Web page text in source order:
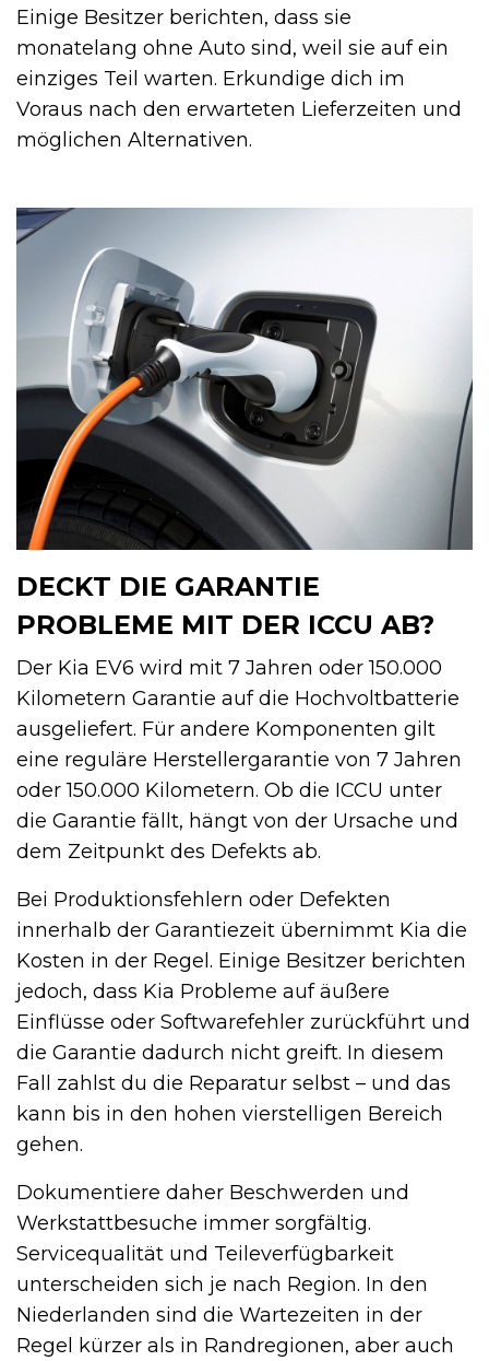
Einige Besitzer berichten, dass sie
monatelang ohne Auto sind, weil sie auf ein
einziges Teil warten. Erkundige dich im
Voraus nach den erwarteten Lieferzeiten und
möglichen Alternativen.
DECKT DIE GARANTIE
PROBLEME MIT DER ICCU AB?
Der Kia EV6 wird mit 7 Jahren oder 150.000
Kilometern Garantie auf die Hochvoltbatterie
ausgeliefert. Für andere Komponenten gilt
eine reguläre Herstellergarantie von 7 Jahren
oder 150.000 Kilometern. Ob die ICCU unter
die Garantie fällt, hängt von der Ursache und
dem Zeitpunkt des Defekts ab.
Bei Produktionsfehlern oder Defekten
innerhalb der Garantiezeit übernimmt Kia die
Kosten in der Regel. Einige Besitzer berichten
jedoch, dass Kia Probleme auf äußere
Einflüsse oder Softwarefehler zurückführt und
die Garantie dadurch nicht greift. In diesem
Fall zahlst du die Reparatur selbst – und das
kann bis in den hohen vierstelligen Bereich
gehen.
Dokumentiere daher Beschwerden und
Werkstattbesuche immer sorgfältig.
Servicequalität und Teileverfügbarkeit
unterscheiden sich je nach Region. In den
Niederlanden sind die Wartezeiten in der
Regel kürzer als in Randregionen, aber auch